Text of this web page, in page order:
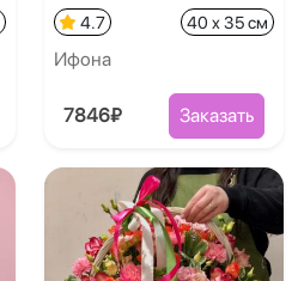
4.7 40 x 35 см
Ифона
7846₽ Заказать